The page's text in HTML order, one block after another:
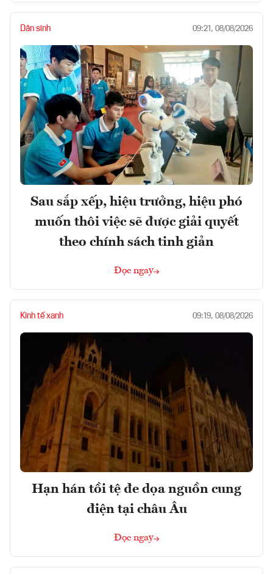
Dân sinh 09:21, 08/08/2026
Sau sắp xếp, hiệu trưởng, hiệu phó
muốn thôi việc sẽ được giải quyết
theo chính sách tinh giản
Đọc ngay
Kinh tế xanh 09:19, 08/08/2026
Hạn hán tồi tệ đe dọa nguồn cung
điện tại châu Âu
Đọc ngay